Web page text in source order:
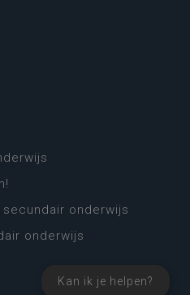
Kan ik je helpen?
onderwijs
onderwijs